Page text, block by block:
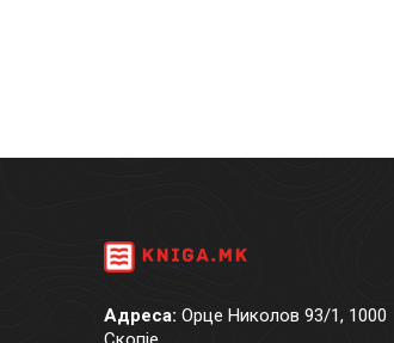
Адреса: Орце Николов 93/1, 1000